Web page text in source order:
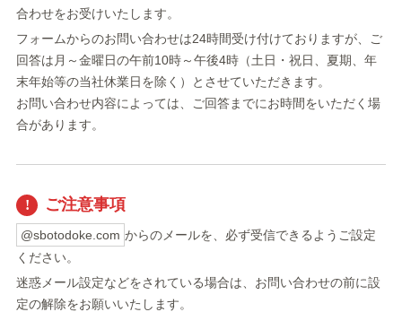
合わせをお受けいたします。
フォームからのお問い合わせは24時間受け付けておりますが、ご
回答は月～金曜日の午前10時～午後4時（土日・祝日、夏期、年
末年始等の当社休業日を除く）とさせていただきます。
お問い合わせ内容によっては、ご回答までにお時間をいただく場
合があります。
ご注意事項
@sbotodoke.com からのメールを、必ず受信できるようご設定
ください。
迷惑メール設定などをされている場合は、お問い合わせの前に設
定の解除をお願いいたします。